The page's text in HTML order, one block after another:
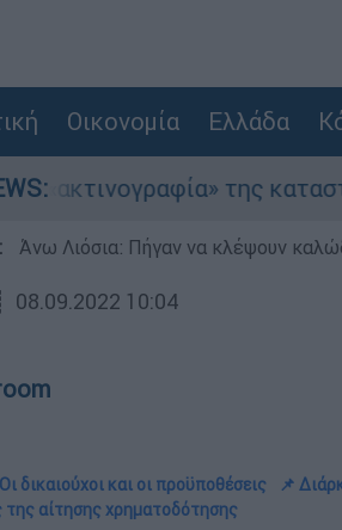
Οικονομία Ελλάδα
της καταστροφής από
Άνω Λιόσια: Πήγαν να κλέψουν
08.09.2022 10:04
δικαιούχοι και οι προϋποθέσεις
📌
της αίτησης χρηματοδότησης